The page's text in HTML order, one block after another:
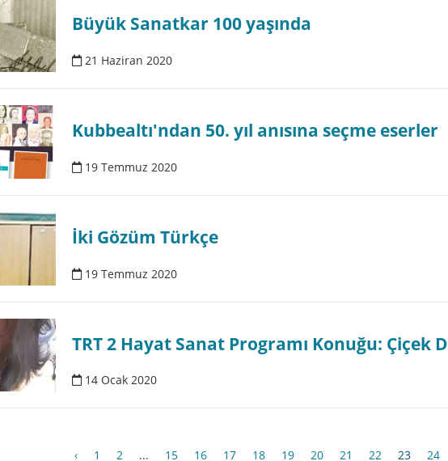
Büyük Sanatkar 100 yaşında
21 Haziran 2020
Kubbealtı'ndan 50. yıl anısına seçme eserler
19 Temmuz 2020
İki Gözüm Türkçe
19 Temmuz 2020
TRT 2 Hayat Sanat Programı Konuğu: Çiçek
14 Ocak 2020
‹ 1 2 ... 15 16 17 18 19 20 21 22 23 24